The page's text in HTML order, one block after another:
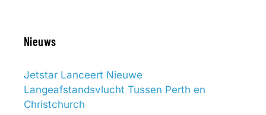
Nieuws
Jetstar Lanceert Nieuwe
Langeafstandsvlucht Tussen Perth en
Christchurch